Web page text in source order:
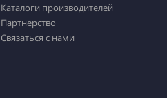
Каталоги производителей
Партнерство
Связаться с нами